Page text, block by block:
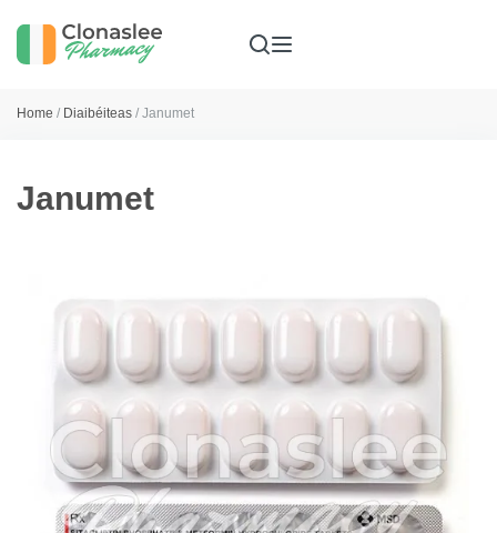
Home / Diaibéiteas / Janumet
Janumet